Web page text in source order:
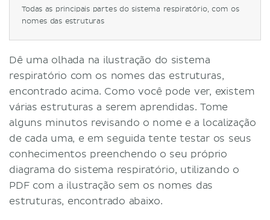
Todas as principais partes do sistema respiratório, com os
nomes das estruturas
Dê uma olhada na ilustração do sistema
respiratório com os nomes das estruturas,
encontrado acima. Como você pode ver, existem
várias estruturas a serem aprendidas. Tome
alguns minutos revisando o nome e a localização
de cada uma, e em seguida tente testar os seus
conhecimentos preenchendo o seu próprio
diagrama do sistema respiratório, utilizando o
PDF com a ilustração sem os nomes das
estruturas, encontrado abaixo.